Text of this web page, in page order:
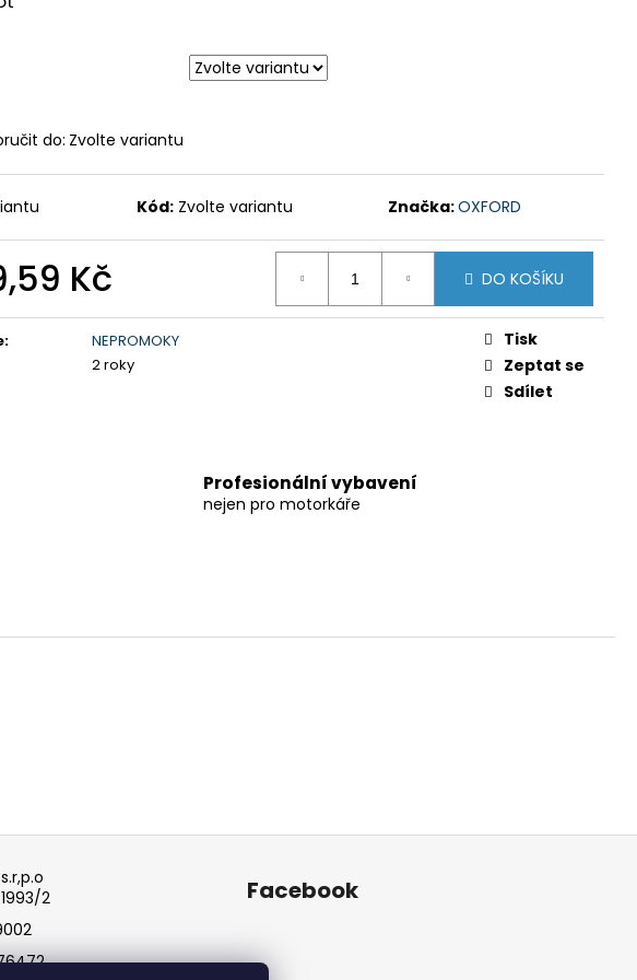
do: Zvolte variantu
Kód: Zvolte variantu Značka:OXFORD
Kč DO KOŠÍKU
:
NEPROMOKY
2 roky
Tisk
Zeptat se
Sdílet
Profesionální vybavení
nejen pro motorkáře
2
Facebook